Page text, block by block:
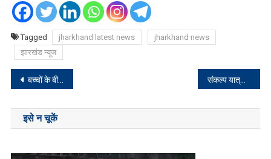
Tagged jharkhand latest news
jharkhand news
झारखंड न्यूज
Post
navigation
बच्चों के बीच कॉपी पेन का वितरण संकल्प यात्रा के बहाने झामुमो ने भाजपा पर जमकर साधा निशाना
इसे न चूकें